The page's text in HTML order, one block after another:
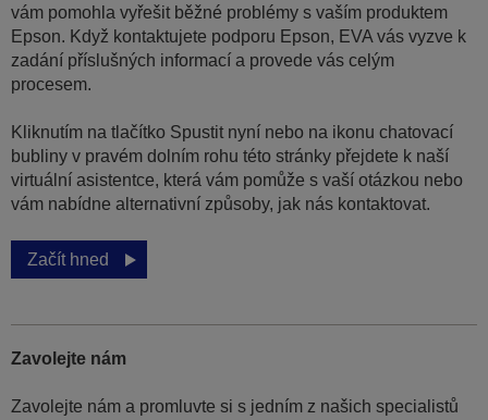
vám pomohla vyřešit běžné problémy s vaším produktem
Epson. Když kontaktujete podporu Epson, EVA vás vyzve k
zadání příslušných informací a provede vás celým
procesem.
Kliknutím na tlačítko Spustit nyní nebo na ikonu chatovací
bubliny v pravém dolním rohu této stránky přejdete k naší
virtuální asistentce, která vám pomůže s vaší otázkou nebo
vám nabídne alternativní způsoby, jak nás kontaktovat.
Začít hned
Zavolejte nám
Zavolejte nám a promluvte si s jedním z našich specialistů